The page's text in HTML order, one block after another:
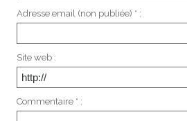
Adresse email (non publiée) * :
Site web :
Commentaire * :